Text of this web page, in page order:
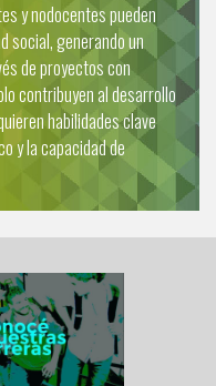
y nodocentes pueden
social, generando un
de proyectos con
contribuyen al desarrollo
habilidades clave
y la capacidad de